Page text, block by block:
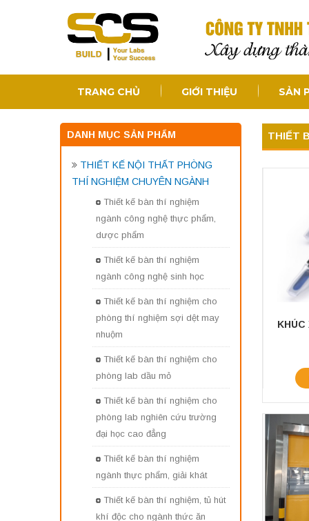
TRANG CHỦ GIỚI THIỆU SẢN
DANH MỤC SẢN PHẨM
THIẾT KẾ NỘI THẤT PHÒNG
THÍ NGHIỆM CHUYÊN NGÀNH
Thiết kế bàn thí nghiệm
ngành công nghệ thực phẩm,
dược phẩm
Thiết kế bàn thí nghiệm
ngành công nghệ sinh học
Thiết kế bàn thí nghiệm cho
phòng thí nghiệm sợi dệt may
nhuộm
Thiết kế bàn thí nghiệm cho
phòng lab dầu mỏ
Thiết kế bàn thí nghiệm cho
phòng lab nghiên cứu trường
đại học cao đẳng
Thiết kế bàn thí nghiệm
ngành thực phẩm, giải khát
Thiết kế bàn thí nghiệm, tủ hút
khí độc cho ngành thức ăn
THIẾT